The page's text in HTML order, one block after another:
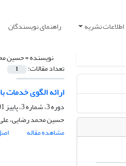
اطلاعات نشریه راهنمای نویسندگان
نویسنده =حسین
تعداد مقالات: 1
ارائه الگوی خدمات
دوره 3، شماره 3، پاییز 1401، صفحه
حسین محمد رضایی، علی
مشاهده مقاله